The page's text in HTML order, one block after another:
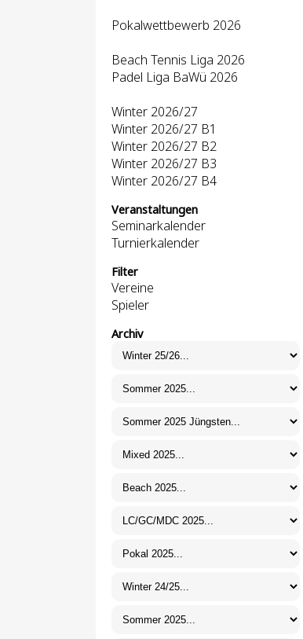
Pokalwettbewerb 2026
Beach Tennis Liga 2026
Padel Liga BaWü 2026
Winter 2026/27
Winter 2026/27 B1
Winter 2026/27 B2
Winter 2026/27 B3
Winter 2026/27 B4
Veranstaltungen
Seminarkalender
Turnierkalender
Filter
Vereine
Spieler
Archiv